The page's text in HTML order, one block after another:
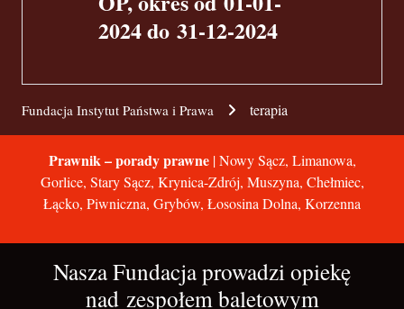
2024 do 31-12-2024
Fundacja Instytut Państwa i Prawa terapia
Prawnik – porady prawne| Nowy Sącz, Limanowa,
Gorlice, Stary Sącz, Krynica-Zdrój, Muszyna, Chełmiec,
Łącko, Piwniczna, Grybów, Łososina Dolna, Korzenna
Nasza Fundacja prowadzi opiekę
nad zespołem baletowym